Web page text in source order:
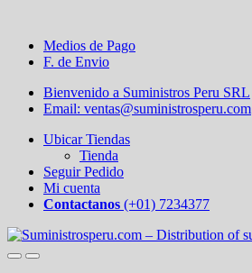
Medios de Pago
F. de Envio
Bienvenido a Suministros Peru SRL
Email: ventas@suministrosperu.com
Ubicar Tiendas
Tienda
Seguir Pedido
Mi cuenta
Contactanos (+01) 7234377